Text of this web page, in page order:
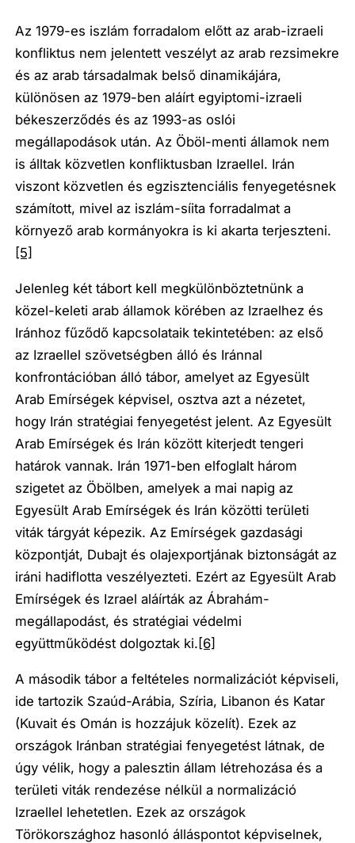
Az 1979-es iszlám forradalom előtt az arab-izraeli
konfliktus nem jelentett veszélyt az arab rezsimekre
és az arab társadalmak belső dinamikájára,
különösen az 1979-ben aláírt egyiptomi-izraeli
békeszerződés és az 1993-as oslói
megállapodások után. Az Öböl-menti államok nem
is álltak közvetlen konfliktusban Izraellel. Irán
viszont közvetlen és egzisztenciális fenyegetésnek
számított, mivel az iszlám-síita forradalmat a
környező arab kormányokra is ki akarta terjeszteni.
[5]
Jelenleg két tábort kell megkülönböztetnünk a
közel-keleti arab államok körében az Izraelhez és
Iránhoz fűződő kapcsolataik tekintetében: az első
az Izraellel szövetségben álló és Iránnal
konfrontációban álló tábor, amelyet az Egyesült
Arab Emírségek képvisel, osztva azt a nézetet,
hogy Irán stratégiai fenyegetést jelent. Az Egyesült
Arab Emírségek és Irán között kiterjedt tengeri
határok vannak. Irán 1971-ben elfoglalt három
szigetet az Öbölben, amelyek a mai napig az
Egyesült Arab Emírségek és Irán közötti területi
viták tárgyát képezik. Az Emírségek gazdasági
központját, Dubajt és olajexportjának biztonságát az
iráni hadiflotta veszélyezteti. Ezért az Egyesült Arab
Emírségek és Izrael aláírták az Ábrahám-
megállapodást, és stratégiai védelmi
együttműködést dolgoztak ki. [6]
A második tábor a feltételes normalizációt képviseli,
ide tartozik Szaúd-Arábia, Szíria, Libanon és Katar
(Kuvait és Omán is hozzájuk közelít). Ezek az
országok Iránban stratégiai fenyegetést látnak, de
úgy vélik, hogy a palesztin állam létrehozása és a
területi viták rendezése nélkül a normalizáció
Izraellel lehetetlen. Ezek az országok
Törökországhoz hasonló álláspontot képviselnek,